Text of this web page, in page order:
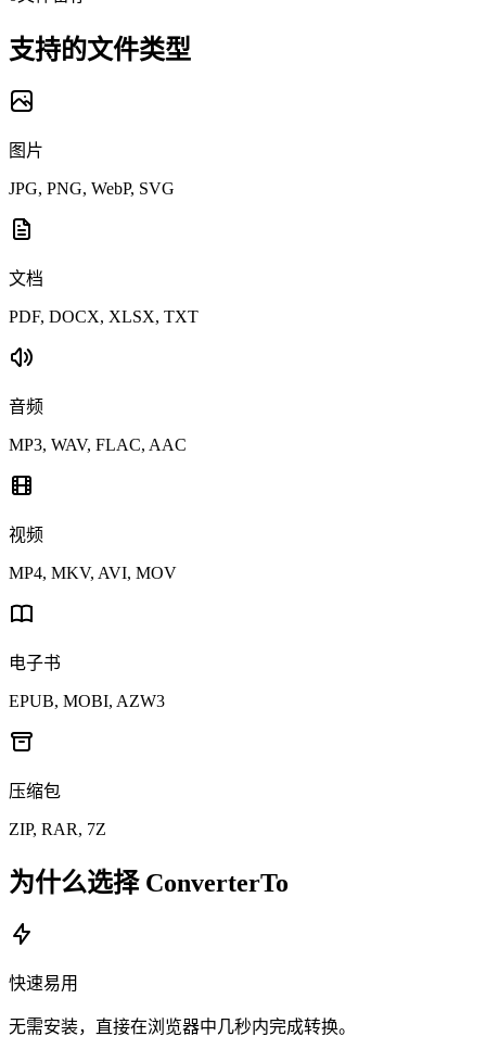
支持的文件类型
图片
JPG, PNG, WebP, SVG
文档
PDF, DOCX, XLSX, TXT
音频
MP3, WAV, FLAC, AAC
视频
MP4, MKV, AVI, MOV
电子书
EPUB, MOBI, AZW3
压缩包
ZIP, RAR, 7Z
为什么选择 ConverterTo
快速易用
无需安装，直接在浏览器中几秒内完成转换。